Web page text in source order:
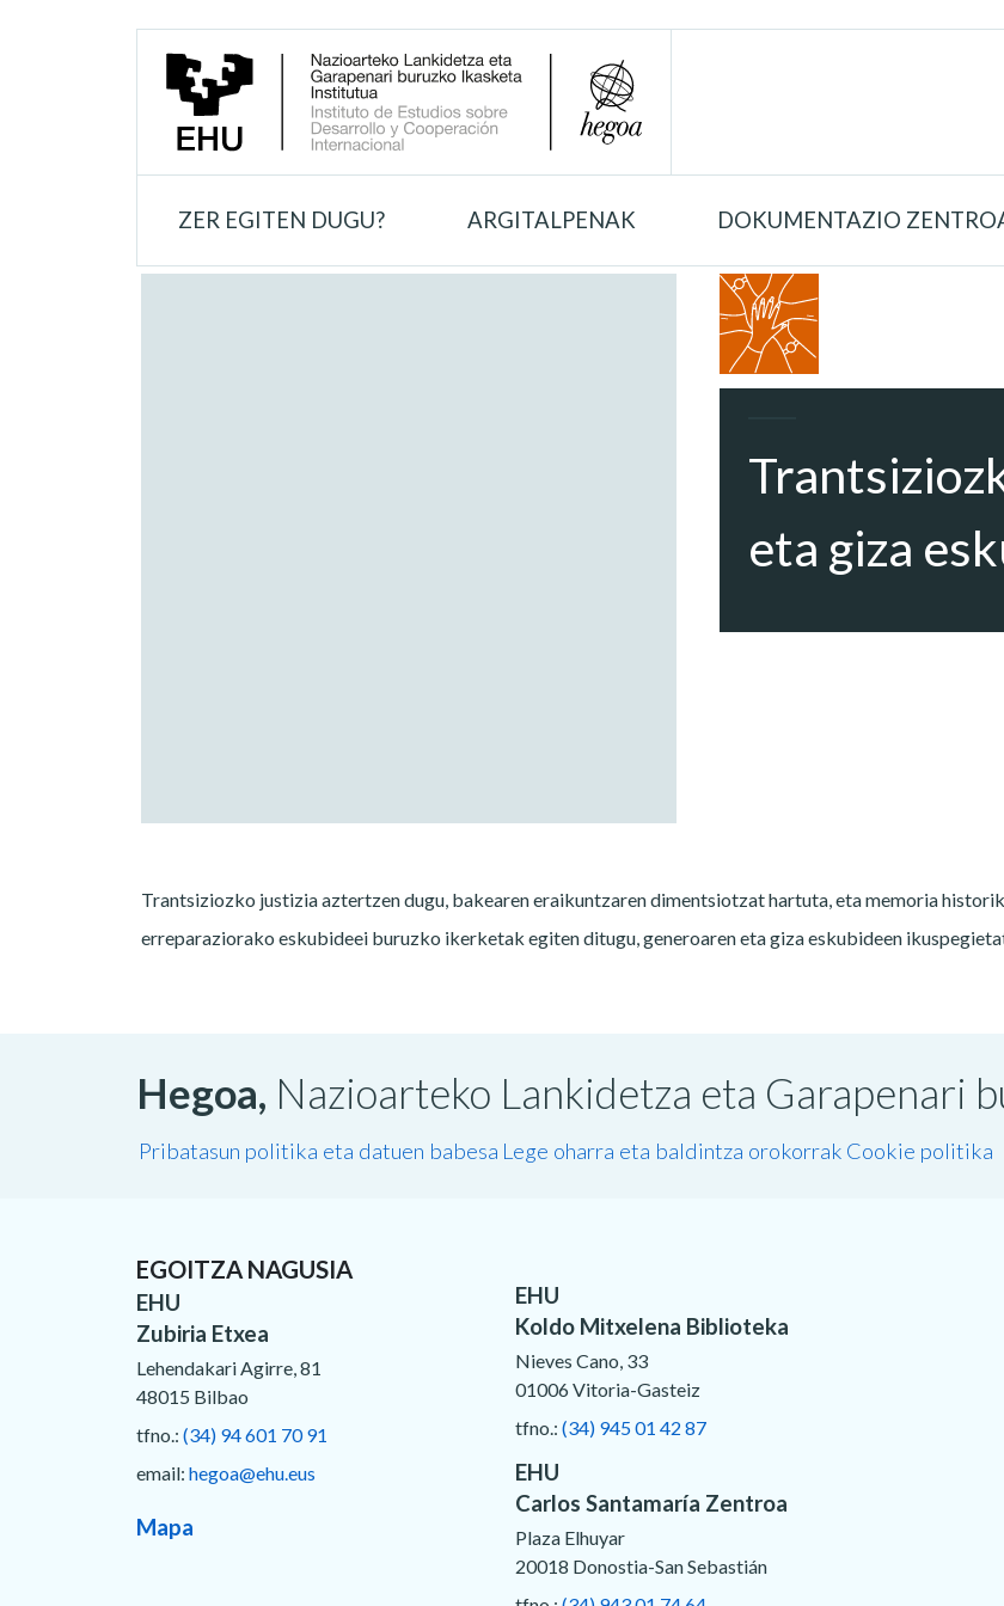
ZER EGITEN DUGU? ARGITALPENAK DOKUMENTAZIO
eta giza
Trantsiziozko justizia aztertzen dugu, bakearen eraikuntzaren dimentsiotzat hartuta, eta memoria
erreparaziorako eskubideei buruzko ikerketak egiten ditugu, generoaren eta giza eskubideen
Hegoa, Nazioarteko Lankidetza eta Garapenari
Pribatasun politika eta datuen babesa Lege oharra eta baldintza orokorrak Cookie politika
EGOITZA NAGUSIA
EHU
Zubiria Etxea
Lehendakari Agirre, 81
48015 Bilbao
tfno.: (34) 94 601 70 91
email: hegoa@ehu.eus
Mapa
EHU
Koldo Mitxelena Biblioteka
Nieves Cano, 33
01006 Vitoria-Gasteiz
tfno.: (34) 945 01 42 87
EHU
Carlos Santamaría Zentroa
Plaza Elhuyar
20018 Donostia-San Sebastián